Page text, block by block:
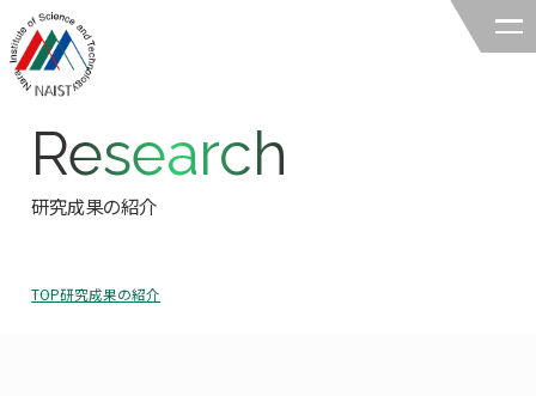
奈良先端科学技術大学院大学
Research
研究成果の紹介
TOP研究成果の紹介